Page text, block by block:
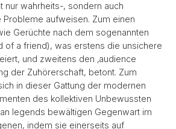
nur wahrheits-, sondern auch
Probleme aufweisen. Zum einen
Gerüchte nach dem sogenannten
of a friend), was erstens die unsichere
und zweitens den ‚audience
der Zuhörerschaft, betont. Zum
in dieser Gattung der modernen
des kollektiven Unbewussten
legends bewältigen Gegenwart im
indem sie einerseits auf